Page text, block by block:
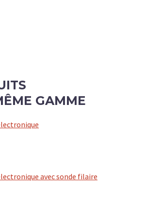
GAMME
avec sonde filaire